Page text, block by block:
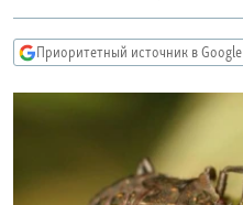
главной
навигации
Вернутся
КУЛЬТУРА
IDEL.РЕАЛИИ
СИБИРЬ.РЕАЛИИ
Приоритетный источник в Google